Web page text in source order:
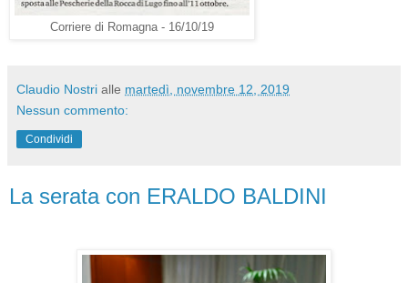
Corriere di Romagna - 16/10/19
Claudio Nostri alle martedì, novembre 12, 2019
Nessun commento:
Condividi
La serata con ERALDO BALDINI